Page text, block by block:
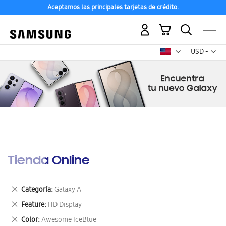
Aceptamos las principales tarjetas de crédito.
USD -
dólar
Mi carrito
Tienda Online
Categoría Galaxy A
Eliminar
este
artículo
Feature HD Display
Eliminar
este
Color Awesome IceBlue
Eliminar